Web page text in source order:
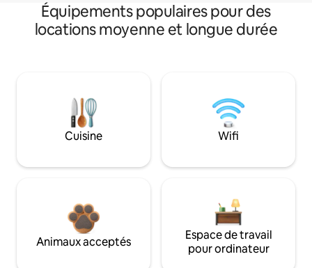
Équipements populaires pour des
locations moyenne et longue durée
Cuisine Wifi
Animaux acceptés
Espace de travail
pour ordinateur